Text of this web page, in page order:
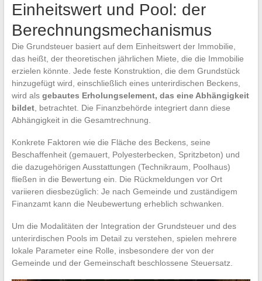
Einheitswert und Pool: der
Berechnungsmechanismus
Die Grundsteuer basiert auf dem Einheitswert der Immobilie,
das heißt, der theoretischen jährlichen Miete, die die Immobilie
erzielen könnte. Jede feste Konstruktion, die dem Grundstück
hinzugefügt wird, einschließlich eines unterirdischen Beckens,
wird als gebautes Erholungselement, das eine Abhängigkeit
bildet, betrachtet. Die Finanzbehörde integriert dann diese
Abhängigkeit in die Gesamtrechnung.
Konkrete Faktoren wie die Fläche des Beckens, seine
Beschaffenheit (gemauert, Polyesterbecken, Spritzbeton) und
die dazugehörigen Ausstattungen (Technikraum, Poolhaus)
fließen in die Bewertung ein. Die Rückmeldungen vor Ort
variieren diesbezüglich: Je nach Gemeinde und zuständigem
Finanzamt kann die Neubewertung erheblich schwanken.
Um die Modalitäten der Integration der Grundsteuer und des
unterirdischen Pools im Detail zu verstehen, spielen mehrere
lokale Parameter eine Rolle, insbesondere der von der
Gemeinde und der Gemeinschaft beschlossene Steuersatz.